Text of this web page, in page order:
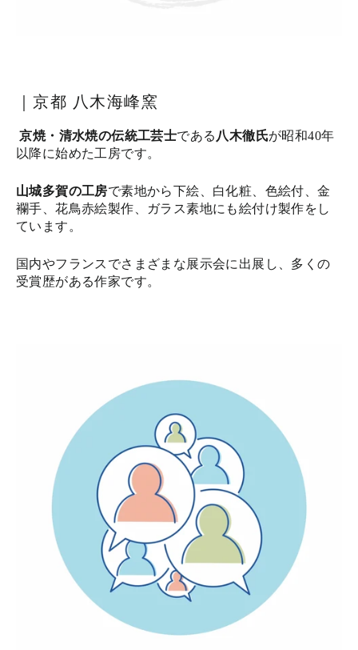
｜京都 八木海峰窯
京焼・清水焼の伝統工芸士である 八木徹氏が昭和40年
以降に始めた工房です。
山城多賀の工房で素地から下絵、白化粧、色絵付、金
襴手、花鳥赤絵製作、ガラス素地にも絵付け製作をし
ています。
国内やフランスでさまざまな展示会に出展し、多くの
受賞歴がある作家です。